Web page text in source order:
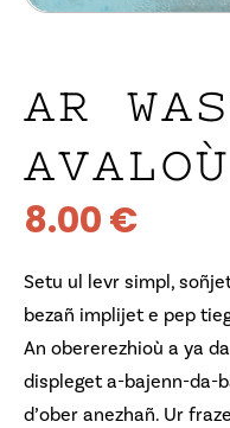
AR
AVALOÙ
8.00€
Setu ul levr simpl,
bezañ implijet e pep
An obererezhioù a ya
displeget a-bajenn-da-
d’ober anezhañ. Ur